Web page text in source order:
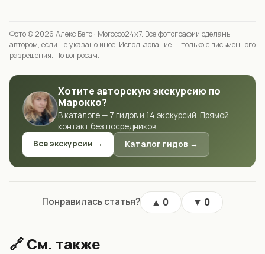
Фото © 2026 Алекс Бего · Morocco24x7. Все фотографии сделаны
автором, если не указано иное. Использование — только с письменного
разрешения. По вопросам.
Хотите авторскую экскурсию по
Марокко?
В каталоге — 7 гидов и 14 экскурсий. Прямой
контакт без посредников.
Все экскурсии →
Каталог гидов →
Понравилась статья? ▲ 0 ▼ 0
🔗 См. также